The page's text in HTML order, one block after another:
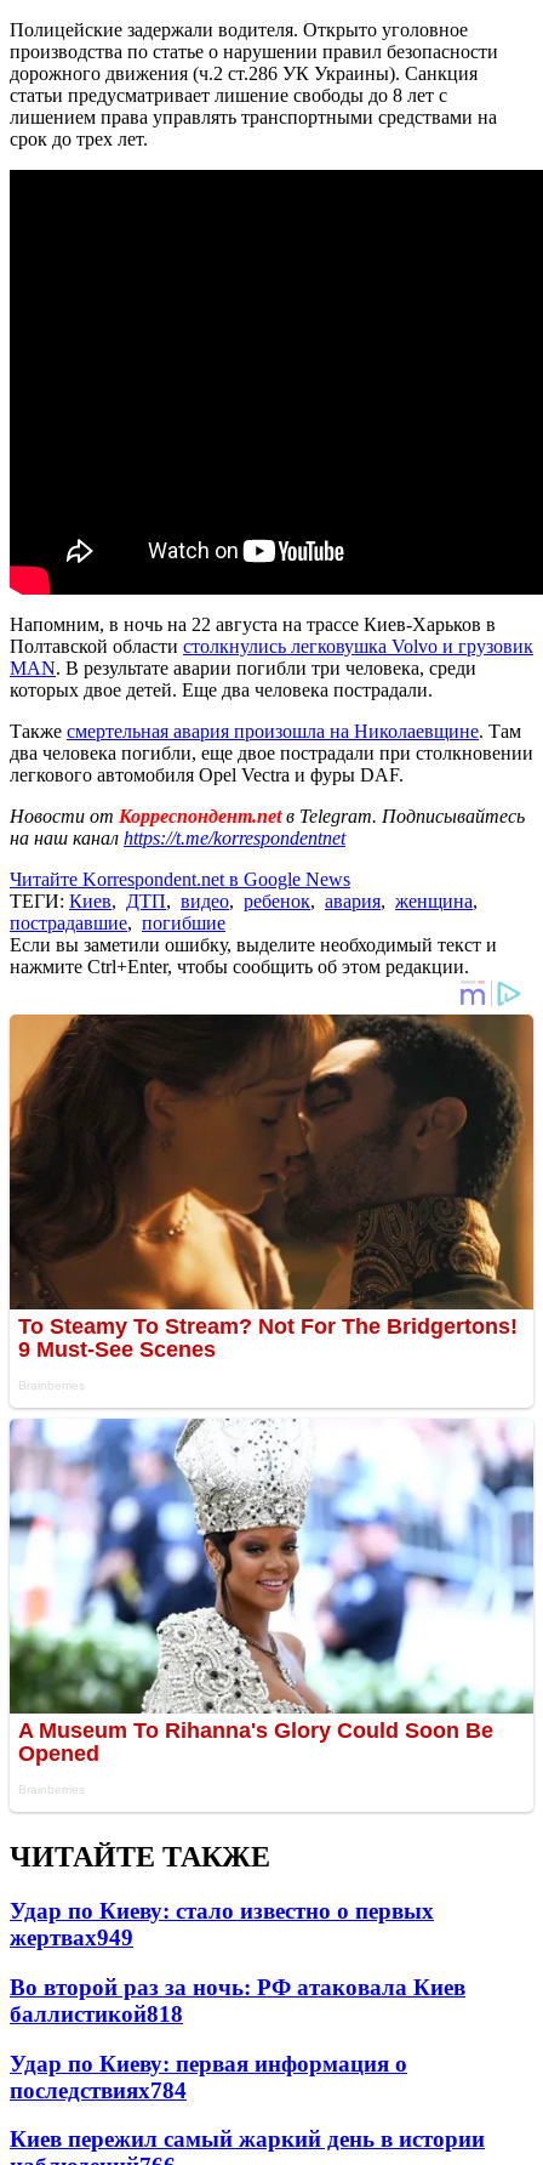
Полицейские задержали водителя. Открыто уголовное
производства по статье о нарушении правил безопасности
дорожного движения (ч.2 ст.286 УК Украины). Санкция
статьи предусматривает лишение свободы до 8 лет с
лишением права управлять транспортными средствами на
срок до трех лет.
Напомним, в ночь на 22 августа на трассе Киев-Харьков в
Полтавской области столкнулись легковушка Volvo и грузовик
MAN. В результате аварии погибли три человека, среди
которых двое детей. Еще два человека пострадали.
Также смертельная авария произошла на Николаевщине. Там
два человека погибли, еще двое пострадали при столкновении
легкового автомобиля Оpel Vectra и фуры DAF.
Новости от Корреспондент.netв Telegram. Подписывайтесь
на наш канал https://t.me/korrespondentnet
Читайте Korrespondent.net в Google News
ТЕГИ: Киев, ДТП, видео, ребенок, авария, женщина,
пострадавшие, погибшие
Если вы заметили ошибку, выделите необходимый текст и
нажмите Ctrl+Enter, чтобы сообщить об этом редакции.
ЧИТАЙТЕ ТАКЖЕ
Удар по Киеву: стало известно о первых
жертвах949
Во второй раз за ночь: РФ атаковала Киев
баллистикой818
Удар по Киеву: первая информация о
последствиях784
Киев пережил самый жаркий день в истории